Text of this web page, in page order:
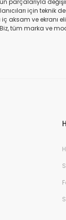
parçalarıyla
için teknik
ve ekranı
Biz, tüm marka ve
değişimi ve tamiri